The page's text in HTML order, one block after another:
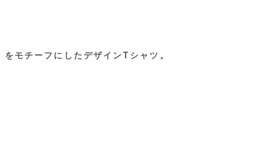
モチーフにしたデザインTシャツ。